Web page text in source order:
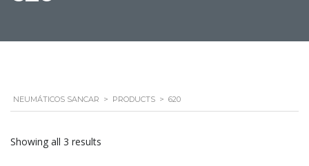
NEUMÁTICOS SANCAR > PRODUCTS > 620
Showing all 3 results